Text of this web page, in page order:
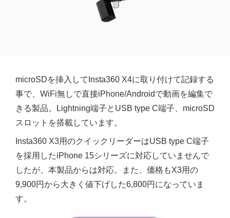
microSDを挿入してInsta360 X4に取り付けて記録する
事で、WiFi無しで直接iPhone/Androidで動画を編集で
きる製品。Lightning端子とUSB type C端子、microSD
スロットを搭載しています。
Insta360 X3用のクイックリーダーはUSB type C端子
を採用したiPhone 15シリーズに対応していませんで
したが、本製品からは対応。また、価格もX3用の
9,900円から大きく値下げした6,800円になっていま
す。